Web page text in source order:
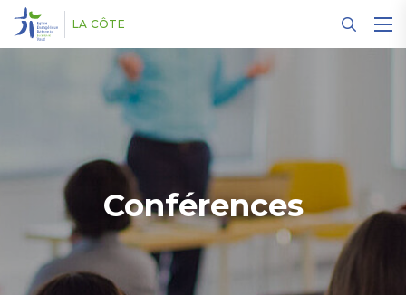
LA CÔTE
Conférences
Panneau de gestion des cookies